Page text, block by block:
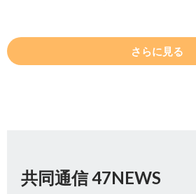
さらに見る
共同通信 47NEWS